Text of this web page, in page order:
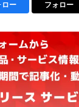
ロー フォロー